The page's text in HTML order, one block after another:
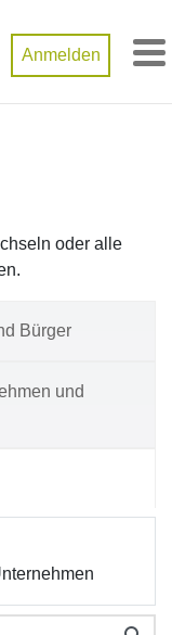
Anmelden
oder alle
Bürger
und